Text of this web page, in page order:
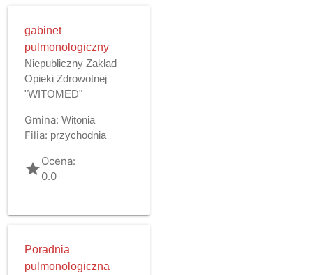
gabinet
pulmonologiczny
Niepubliczny Zakład
Opieki Zdrowotnej
"WITOMED"
Gmina: Witonia
Filia: przychodnia
gradeOcena:
0.0
Poradnia
pulmonologiczna